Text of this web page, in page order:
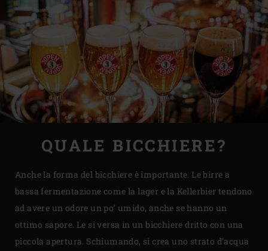
QUALE BICCHIERE?
Anche la forma del bicchiere è importante. Le birre a
bassa fermentazione come la lager e la Kellerbier tendono
ad avere un odore un po’ umido, anche se hanno un
ottimo sapore. Le si versa in un bicchiere dritto con una
piccola apertura. Schiumando, si crea uno strato d’acqua